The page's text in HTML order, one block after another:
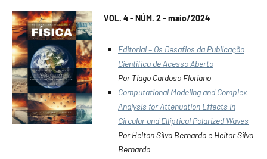
VOL. 4 - NÚM. 2 - maio/2024
Editorial – Os Desafios da Publicação
Científica de Acesso Aberto
Por Tiago Cardoso Floriano
Computational Modeling and Complex
Analysis for Attenuation Effects in
Circular and Elliptical Polarized Waves
Por Helton Silva Bernardo e Heitor Silva
Bernardo